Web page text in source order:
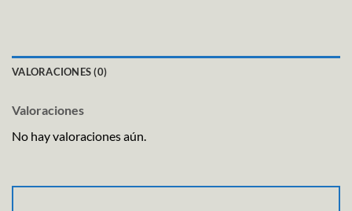
VALORACIONES (0)
Valoraciones
No hay valoraciones aún.